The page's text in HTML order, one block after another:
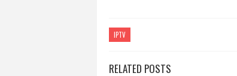
IPTV
RELATED POSTS